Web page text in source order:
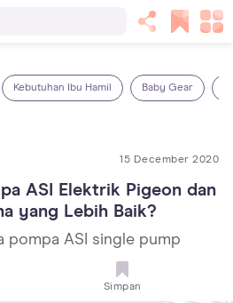
Kebutuhan Ibu Hamil Baby Gear
15 December 2020
ASI Elektrik Pigeon dan
yang Lebih Baik?
pompa ASI single pump
Simpan